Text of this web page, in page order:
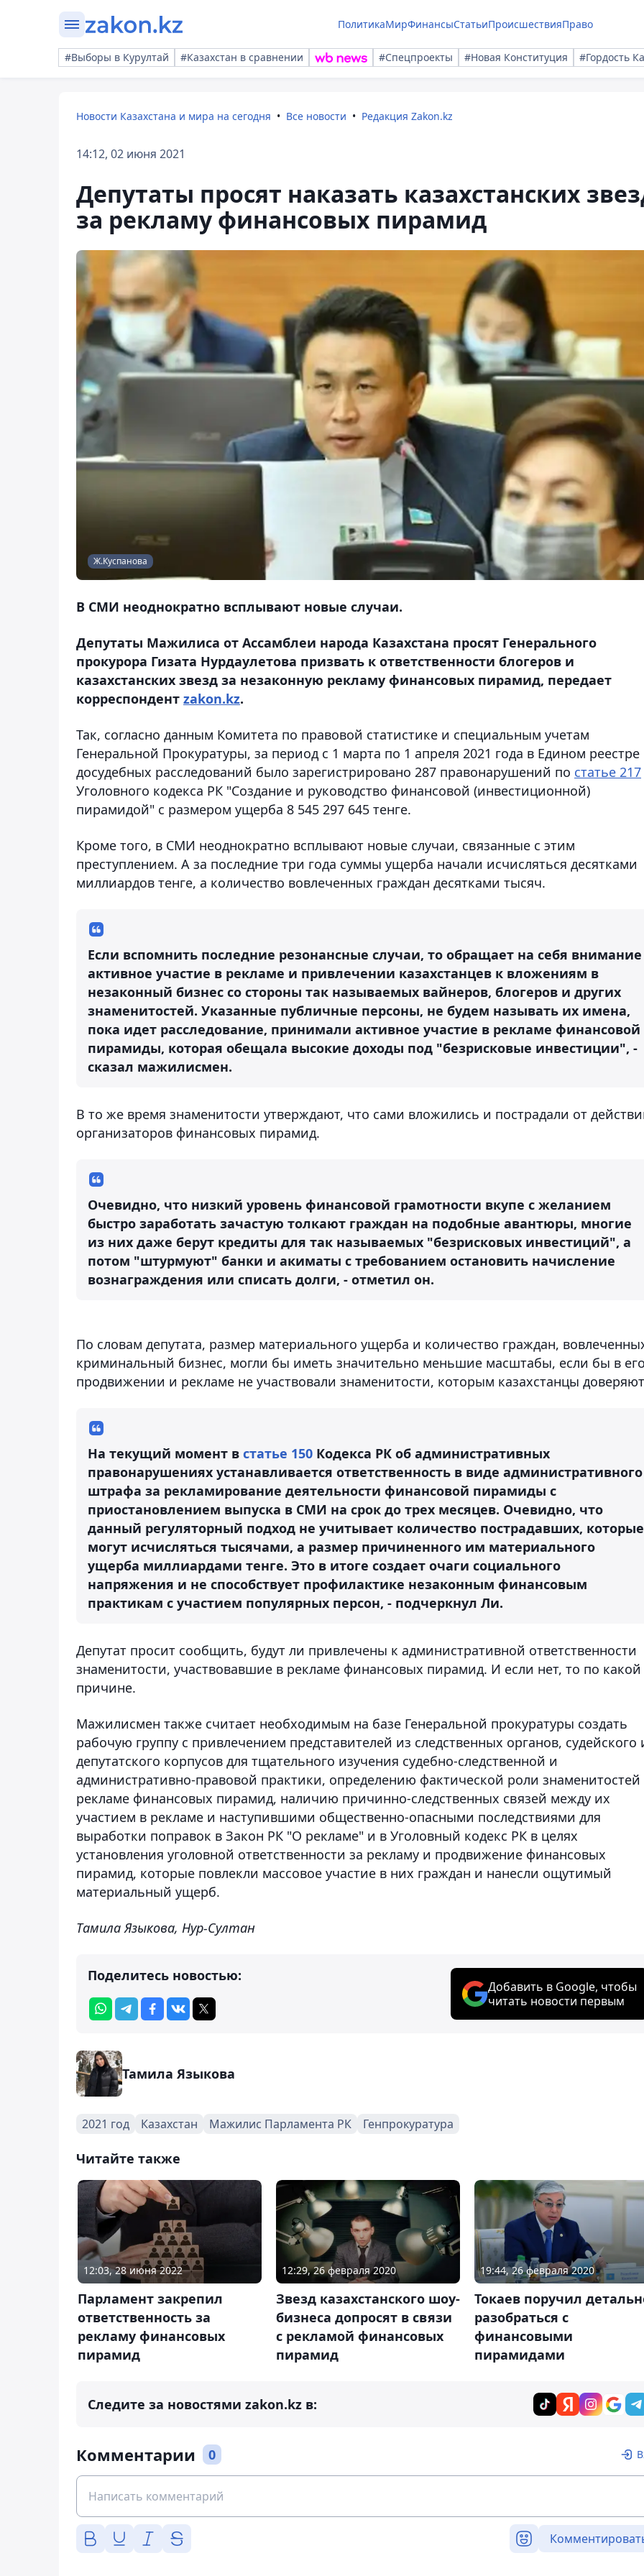
ПолитикаМирФинансыСтатьиПроисшествияПраво
#Выборы в Курултай #Казахстан в сравнении #Спецпроекты #Новая Конституция #Гордость
Новости Казахстана и мира на сегодня Все новости Редакция Zakon.kz
14:12, 02 июня 2021
Депутаты просят наказать казахстанских
за рекламу финансовых пирамид
Ж.Куспанова
В СМИ неоднократно всплывают новые случаи.
Депутаты Мажилиса от Ассамблеи народа Казахстана просят Генерального
прокурора Гизата Нурдаулетова призвать к ответственности блогеров и
казахстанских звезд за незаконную рекламу финансовых пирамид, передает
корреспондент zakon.kz.
Так, согласно данным Комитета по правовой статистике и специальным учетам
Генеральной Прокуратуры, за период с 1 марта по 1 апреля 2021 года в Едином реестре
досудебных расследований было зарегистрировано 287 правонарушений по статье 217
Уголовного кодекса РК "Создание и руководство финансовой (инвестиционной)
пирамидой" с размером ущерба 8 545 297 645 тенге.
Кроме того, в СМИ неоднократно всплывают новые случаи, связанные с этим
преступлением. А за последние три года суммы ущерба начали исчисляться десятками
миллиардов тенге, а количество вовлеченных граждан десятками тысяч.
Если вспомнить последние резонансные случаи, то обращает на себя внимание
активное участие в рекламе и привлечении казахстанцев к вложениям в
незаконный бизнес со стороны так называемых вайнеров, блогеров и других
знаменитостей. Указанные публичные персоны, не будем называть их имена,
пока идет расследование, принимали активное участие в рекламе финансовой
пирамиды, которая обещала высокие доходы под "безрисковые инвестиции", -
сказал мажилисмен.
В то же время знаменитости утверждают, что сами вложились и пострадали от
организаторов финансовых пирамид.
Очевидно, что низкий уровень финансовой грамотности вкупе с желанием
быстро заработать зачастую толкают граждан на подобные авантюры, многие
из них даже берут кредиты для так называемых "безрисковых инвестиций", а
потом "штурмуют" банки и акиматы с требованием остановить начисление
вознаграждения или списать долги, - отметил он.
По словам депутата, размер материального ущерба и количество граждан,
криминальный бизнес, могли бы иметь значительно меньшие масштабы, если бы в
продвижении и рекламе не участвовали знаменитости, которым казахстанцы
На текущий момент в статье 150 Кодекса РК об административных
правонарушениях устанавливается ответственность в виде административного
штрафа за рекламирование деятельности финансовой пирамиды с
приостановлением выпуска в СМИ на срок до трех месяцев. Очевидно, что
данный регуляторный подход не учитывает количество пострадавших, которые
могут исчисляться тысячами, а размер причиненного им материального
ущерба миллиардами тенге. Это в итоге создает очаги социального
напряжения и не способствует профилактике незаконным финансовым
практикам с участием популярных персон, - подчеркнул Ли.
Депутат просит сообщить, будут ли привлечены к административной ответственности
знаменитости, участвовавшие в рекламе финансовых пирамид. И если нет, то по какой
причине.
Мажилисмен также считает необходимым на базе Генеральной прокуратуры создать
рабочую группу с привлечением представителей из следственных органов, судейского
депутатского корпусов для тщательного изучения судебно-следственной и
административно-правовой практики, определению фактической роли знаменитостей
рекламе финансовых пирамид, наличию причинно-следственных связей между их
участием в рекламе и наступившими общественно-опасными последствиями для
выработки поправок в Закон РК "О рекламе" и в Уголовный кодекс РК в целях
установления уголовной ответственности за рекламу и продвижение финансовых
пирамид, которые повлекли массовое участие в них граждан и нанесли ощутимый
материальный ущерб.
Тамила Языкова, Нур-Султан
Поделитесь новостью:
Добавить в Google, чтобы
читать новости первым
Тамила Языкова
2021 год Казахстан Мажилис Парламента РК Генпрокуратура
Читайте также
12:03, 28 июня 2022
Парламент закрепил
ответственность за
рекламу финансовых
пирамид
12:29, 26 февраля 2020
Звезд казахстанского шоу-
бизнеса допросят в связи
с рекламой финансовых
пирамид
19:44, 26 февраля 2020
Токаев поручил
разобраться с
финансовыми
пирамидами
Следите за новостями zakon.kz в:
Комментарии 0